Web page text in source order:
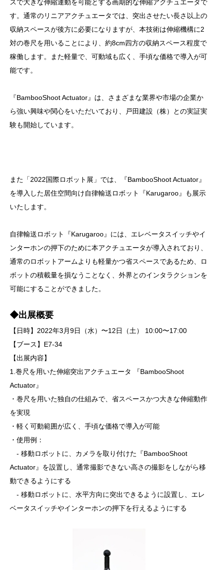
スで大きな伸縮運動を可能とする画期的な伸縮アクチュエータで
す。通常のリニアアクチュエータでは、突出させたい長さ以上の
収納スペースが後方に必要になりますが、本技術は伸縮機構に2
対の巻尺を用いることにより、約8cm四方の収納スペース程度で
稼働します。また軽量で、可動域も広く、手頃な価格で導入が可
能です。
『BambooShoot Actuator』は、さまざまな業界や市場の企業か
ら強い興味や関心をいただいており、戸田建設（株）との実証実
験も開始しています。
また「2022国際ロボット展」では、『BambooShoot Actuator』
を導入した居住空間向け自律輸送ロボット『Karugaroo』も展示
いたします。
自律輸送ロボット『Karugaroo』には、エレベータスイッチやイ
ンターホンの押下のために本アクチュエータが導入されており、
通常のロボットアームよりも軽量かつ省スペースであるため、ロ
ボットの積載量を損なうことなく、外界とのインタラクションを
可能にすることができました。
◆出展概要
【日時】2022年3月9日（水）〜12日（土） 10:00〜17:00
【ブース】E7-34
【出展内容】
1.巻尺を用いた伸縮突出アクチュエータ 『BambooShoot
Actuator』
・巻尺を用いた独自の仕組みで、省スペースかつ大きな伸縮動作
を実現
・軽く可動範囲が広く、手頃な価格で導入が可能
・使用例：
- 移動ロボットに、カメラを取り付けた『BambooShoot
Actuator』を設置し、通常撮影できない高さの撮影をしながら移
動できるようにする
- 移動ロボットに、水平方向に突出できるように設置し、エレ
ベータスイッチやインターホンの押下を行えるようにする